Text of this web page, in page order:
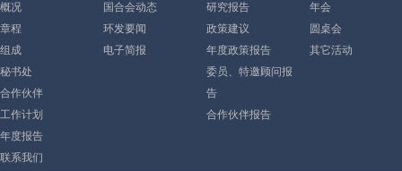
概况
章程
组成
秘书处
合作伙伴
工作计划
年度报告
联系我们
国合会动态
环发要闻
电子简报
研究报告
政策建议
年度政策报告
委员、特邀顾问报
告
合作伙伴报告
年会
圆桌会
其它活动